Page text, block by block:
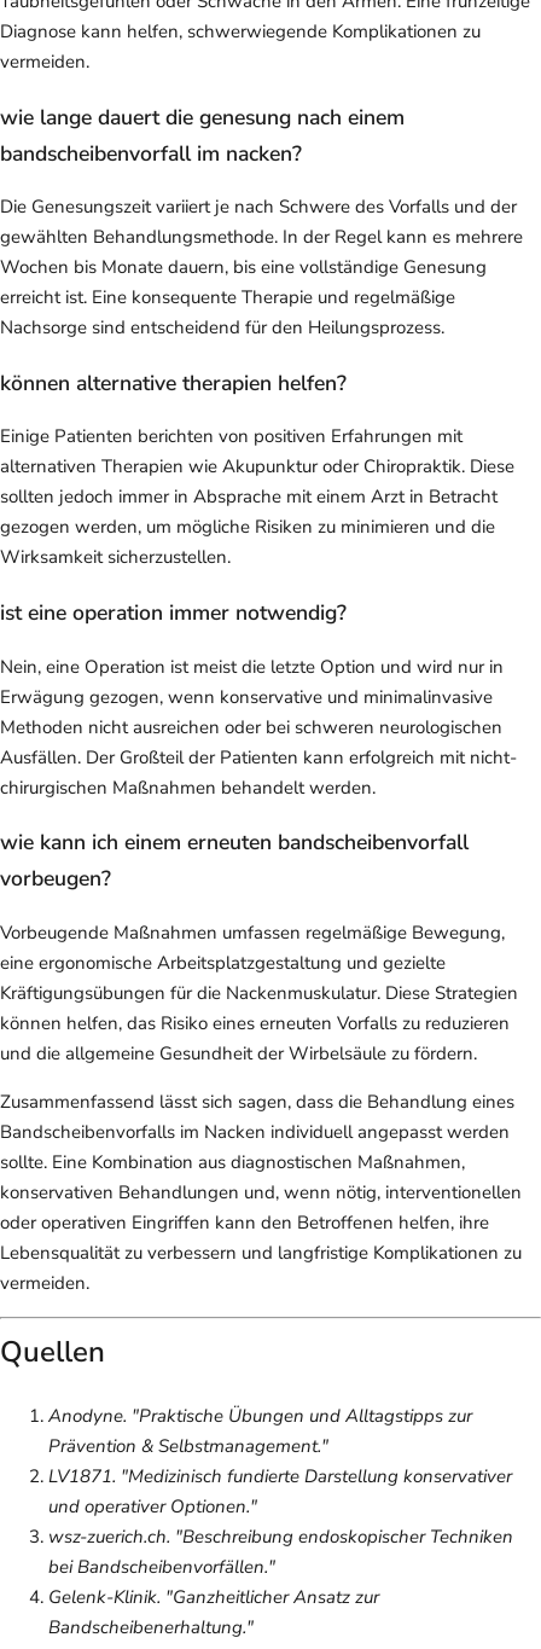
Diagnose kann helfen, schwerwiegende Komplikationen zu
vermeiden.
wie lange dauert die genesung nach einem
bandscheibenvorfall im nacken?
Die Genesungszeit variiert je nach Schwere des Vorfalls und der
gewählten Behandlungsmethode. In der Regel kann es mehrere
Wochen bis Monate dauern, bis eine vollständige Genesung
erreicht ist. Eine konsequente Therapie und regelmäßige
Nachsorge sind entscheidend für den Heilungsprozess.
können alternative therapien helfen?
Einige Patienten berichten von positiven Erfahrungen mit
alternativen Therapien wie Akupunktur oder Chiropraktik. Diese
sollten jedoch immer in Absprache mit einem Arzt in Betracht
gezogen werden, um mögliche Risiken zu minimieren und die
Wirksamkeit sicherzustellen.
ist eine operation immer notwendig?
Nein, eine Operation ist meist die letzte Option und wird nur in
Erwägung gezogen, wenn konservative und minimalinvasive
Methoden nicht ausreichen oder bei schweren neurologischen
Ausfällen. Der Großteil der Patienten kann erfolgreich mit nicht-
chirurgischen Maßnahmen behandelt werden.
wie kann ich einem erneuten bandscheibenvorfall
vorbeugen?
Vorbeugende Maßnahmen umfassen regelmäßige Bewegung,
eine ergonomische Arbeitsplatzgestaltung und gezielte
Kräftigungsübungen für die Nackenmuskulatur. Diese Strategien
können helfen, das Risiko eines erneuten Vorfalls zu reduzieren
und die allgemeine Gesundheit der Wirbelsäule zu fördern.
Zusammenfassend lässt sich sagen, dass die Behandlung eines
Bandscheibenvorfalls im Nacken individuell angepasst werden
sollte. Eine Kombination aus diagnostischen Maßnahmen,
konservativen Behandlungen und, wenn nötig, interventionellen
oder operativen Eingriffen kann den Betroffenen helfen, ihre
Lebensqualität zu verbessern und langfristige Komplikationen zu
vermeiden.
Quellen
Anodyne. "Praktische Übungen und Alltagstipps zur
Prävention & Selbstmanagement."
LV1871. "Medizinisch fundierte Darstellung konservativer
und operativer Optionen."
wsz-zuerich.ch. "Beschreibung endoskopischer Techniken
bei Bandscheibenvorfällen."
Gelenk-Klinik. "Ganzheitlicher Ansatz zur
Bandscheibenerhaltung."